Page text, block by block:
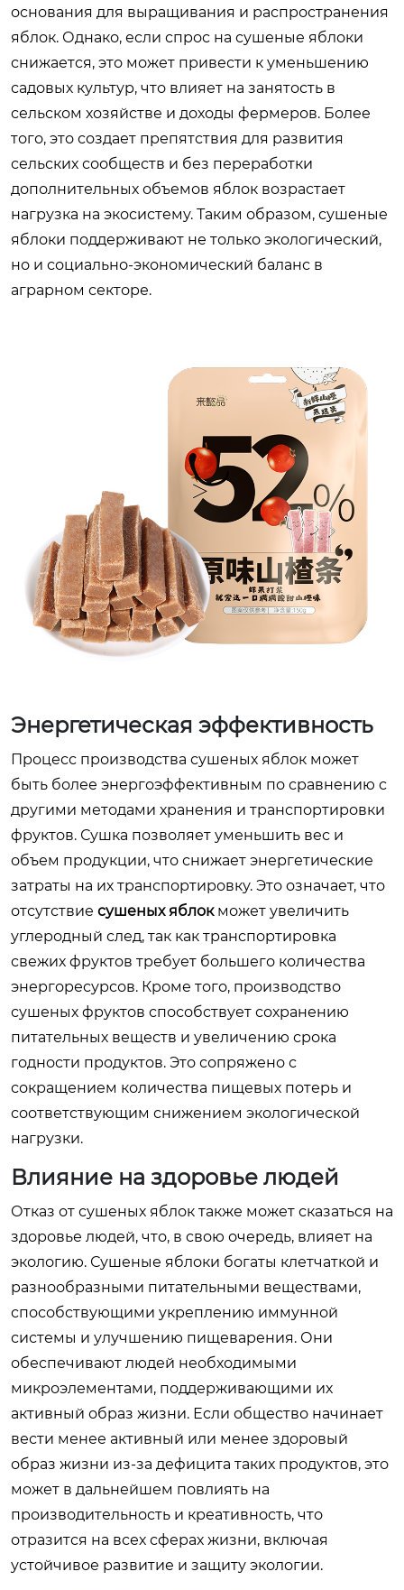
основания для выращивания и распространения
яблок. Однако, если спрос на сушеные яблоки
снижается, это может привести к уменьшению
садовых культур, что влияет на занятость в
сельском хозяйстве и доходы фермеров. Более
того, это создает препятствия для развития
сельских сообществ и без переработки
дополнительных объемов яблок возрастает
нагрузка на экосистему. Таким образом, сушеные
яблоки поддерживают не только экологический,
но и социально-экономический баланс в
аграрном секторе.
Энергетическая эффективность
Процесс производства сушеных яблок может
быть более энергоэффективным по сравнению с
другими методами хранения и транспортировки
фруктов. Сушка позволяет уменьшить вес и
объем продукции, что снижает энергетические
затраты на их транспортировку. Это означает, что
отсутствие сушеных яблокможет увеличить
углеродный след, так как транспортировка
свежих фруктов требует большего количества
энергоресурсов. Кроме того, производство
сушеных фруктов способствует сохранению
питательных веществ и увеличению срока
годности продуктов. Это сопряжено с
сокращением количества пищевых потерь и
соответствующим снижением экологической
нагрузки.
Влияние на здоровье людей
Отказ от сушеных яблок также может сказаться на
здоровье людей, что, в свою очередь, влияет на
экологию. Сушеные яблоки богаты клетчаткой и
разнообразными питательными веществами,
способствующими укреплению иммунной
системы и улучшению пищеварения. Они
обеспечивают людей необходимыми
микроэлементами, поддерживающими их
активный образ жизни. Если общество начинает
вести менее активный или менее здоровый
образ жизни из-за дефицита таких продуктов, это
может в дальнейшем повлиять на
производительность и креативность, что
отразится на всех сферах жизни, включая
устойчивое развитие и защиту экологии.